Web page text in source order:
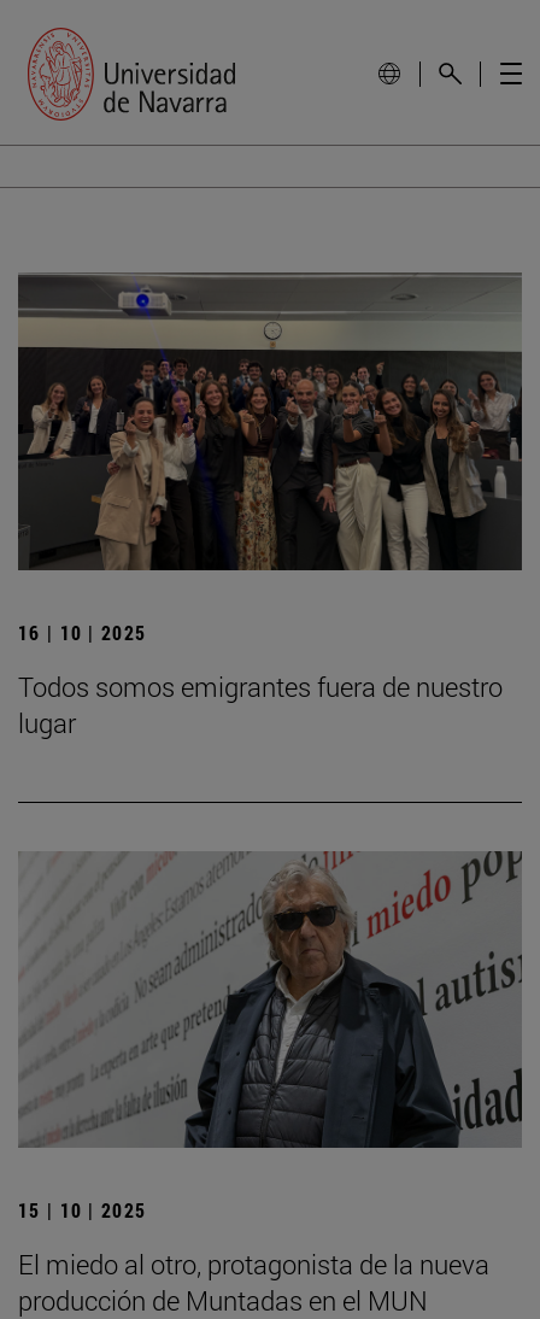
16 | 10 | 2025
Todos somos emigrantes fuera de nuestro
lugar
15 | 10 | 2025
El miedo al otro, protagonista de la nueva
producción de Muntadas en el MUN